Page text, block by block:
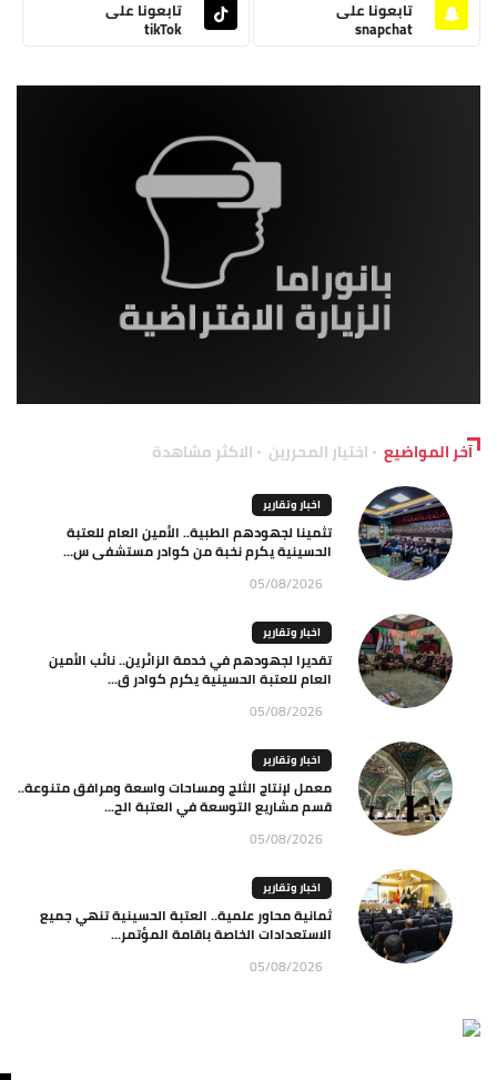
تابعونا على
snapchat
تابعونا على
tikTok
آخر المواضيع اختيار المحررين الاكثر مشاهدة
اخبار وتقارير
تثمينا لجهودهم الطبية.. الأمين العام للعتبة
الحسينية يكرم نخبة من كوادر مستشفى س...
05/08/2026
اخبار وتقارير
تقديرا لجهودهم في خدمة الزائرين.. نائب الأمين
العام للعتبة الحسينية يكرم كوادر ق...
05/08/2026
اخبار وتقارير
معمل لإنتاج الثلج ومساحات واسعة ومرافق متنوعة..
قسم مشاريع التوسعة في العتبة الح...
05/08/2026
اخبار وتقارير
ثمانية محاور علمية.. العتبة الحسينية تنهي جميع
الاستعدادات الخاصة باقامة المؤتمر...
05/08/2026